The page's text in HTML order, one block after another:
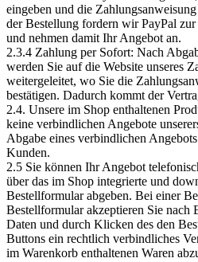
eingeben und die
der Bestellung fordern wir PayPal
und nehmen damit Ihr Angebot an.
2.3.4 Zahlung per Sofort: Nach
werden Sie auf die Website unseres
weitergeleitet, wo Sie die
bestätigen. Dadurch kommt der
2.4. Unsere im Shop enthaltenen
keine verbindlichen Angebote
Abgabe eines verbindlichen
Kunden.
2.5 Sie können Ihr Angebot
über das im Shop integrierte und
Bestellformular abgeben. Bei einer
Bestellformular akzeptieren Sie nach
Daten und durch Klicken des den
Buttons ein rechtlich verbindliches
im Warenkorb enthaltenen Waren